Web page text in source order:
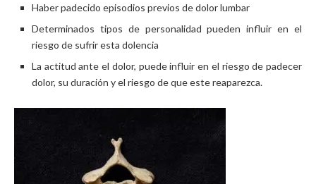
Haber padecido episodios previos de dolor lumbar
Determinados tipos de personalidad pueden influir en el
riesgo de sufrir esta dolencia
La actitud ante el dolor, puede influir en el riesgo de padecer
dolor, su duración y el riesgo de que este reaparezca.